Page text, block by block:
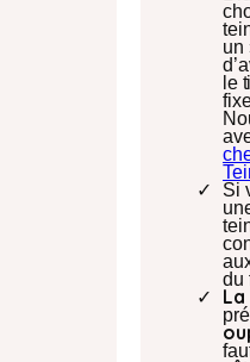
un
le
Si
du
La